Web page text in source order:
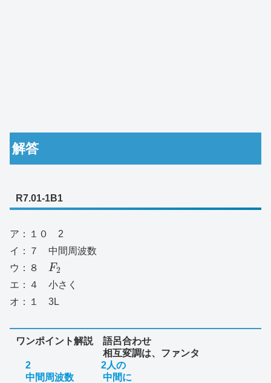
解答
R7.01-1B1
ア：１０ 2
イ：７ 中間周波数
ウ：８ F2
エ：４ 小さく
オ：１ 3L
ワンポイント解説 語呂合わせ
相互変調は、ファンタ
2 2人の
中間周波数 中間に